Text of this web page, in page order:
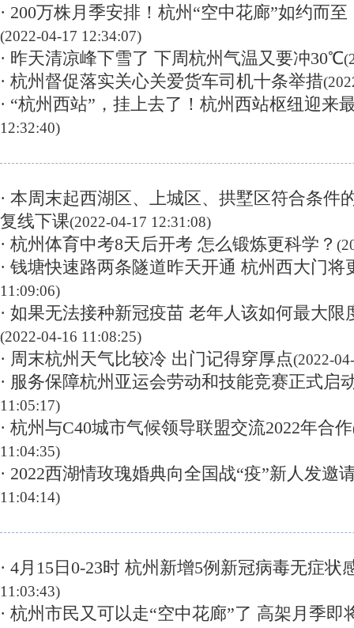
· 200万株月季安排！杭州“空中花廊”如约而
(2022-04-17 12:34:07)
· 昨天清凉峰下雪了 下周杭州气温又要冲30℃
· 杭州督促落实关心关爱货车司机十条举措
· “杭州西站”，挂上去了！杭州西站枢纽迎来
12:32:40)
· 本周末起西湖区、上城区、拱墅区符合条件
复线下课(2022-04-17 12:31:08)
· 杭州体育中考8天后开考 怎么锻炼更科学？
· 钱塘快速路两条隧道昨天开通 杭州西大门将
11:09:06)
· 如果无法接种新冠疫苗 老年人该如何最大限
(2022-04-16 11:08:25)
· 周末杭州天气比较冷 出门记得穿厚点(2022-
· 服务保障杭州亚运会劳动和技能竞赛正式启
11:05:17)
· 杭州与C40城市气候领导联盟交流2022年合作
11:04:35)
· 2022西湖情玫瑰婚典向全国战“疫”新人发邀
11:04:14)
· 4月15日0-23时 杭州新增5例新冠病毒无症状
11:03:43)
· 杭州市民又可以走“空中花廊”了 高架月季即